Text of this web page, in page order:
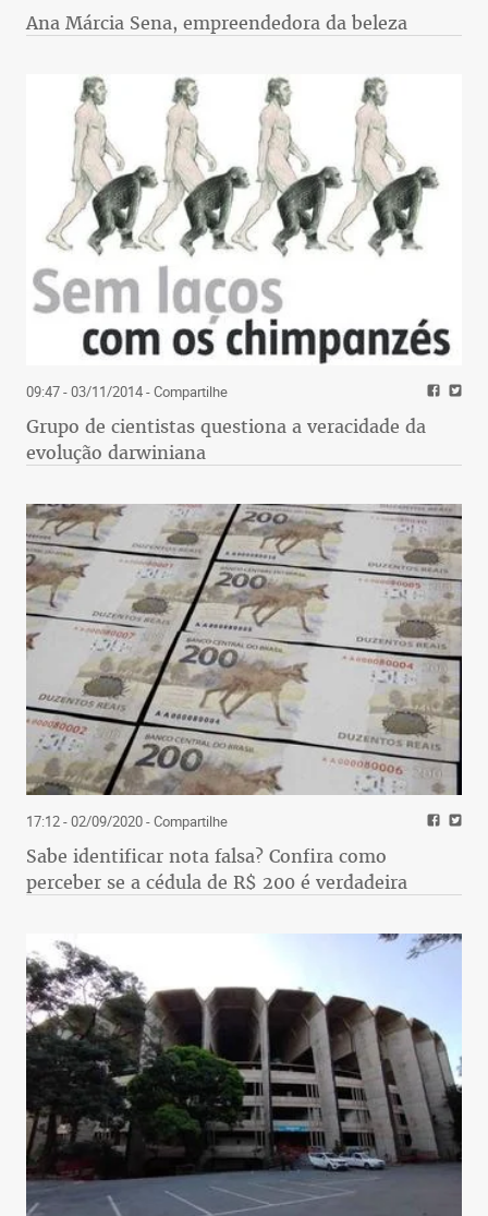
Ana Márcia Sena, empreendedora da beleza
09:47 - 03/11/2014- Compartilhe
Grupo de cientistas questiona a veracidade da
evolução darwiniana
17:12 - 02/09/2020- Compartilhe
Sabe identificar nota falsa? Confira como
perceber se a cédula de R$ 200 é verdadeira